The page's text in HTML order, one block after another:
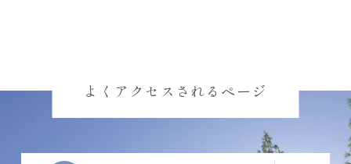
よくアクセスされるページ